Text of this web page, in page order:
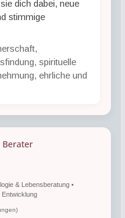
dich dabei, neue
stimmige
spirituelle
ehrliche und
Berater
& Lebensberatung •
Entwicklung